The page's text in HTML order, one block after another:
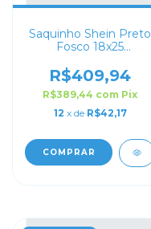
Saquinho Shein Preto
Fosco 18x25
R$409,94
R$389,44 com Pix
12 x de R$42,17
COMPRAR